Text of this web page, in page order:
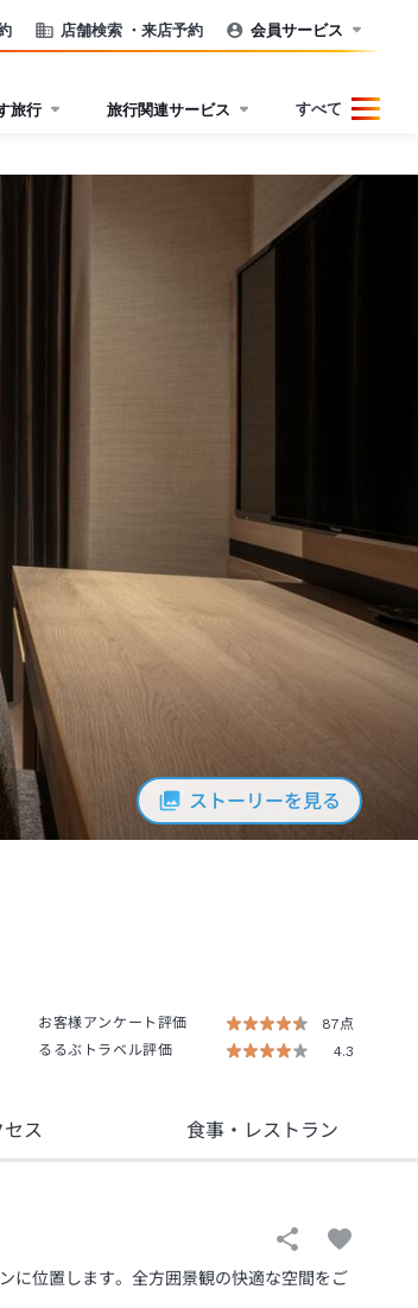
店舗検索 ・来店予約 会員サービス
旅行 旅行関連サービス すべて
ストーリーを見る
お客様アンケート評価
87点
るるぶトラベル評価
4.3
セス 食事・レストラン
に位置します。全方囲景観の快適な空間をご